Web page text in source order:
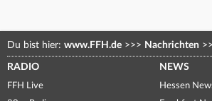
Du bist hier: www.FFH.de >>> Nachrichten
RADIO
FFH Live
NEWS
Hessen